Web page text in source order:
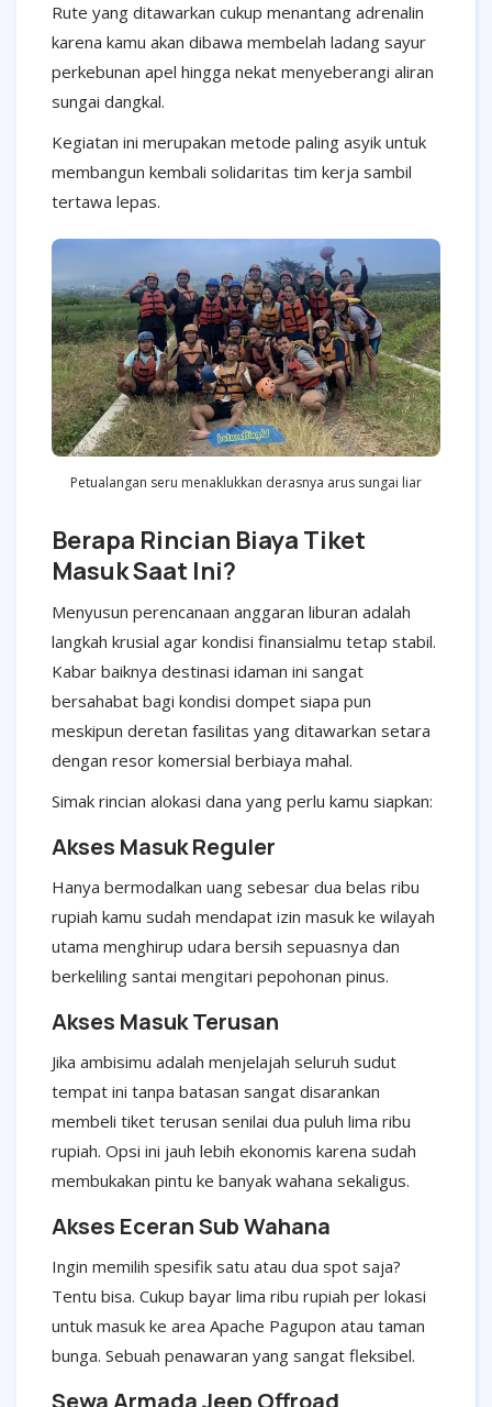
Rute yang ditawarkan cukup menantang adrenalin
karena kamu akan dibawa membelah ladang sayur
perkebunan apel hingga nekat menyeberangi aliran
sungai dangkal.
Kegiatan ini merupakan metode paling asyik untuk
membangun kembali solidaritas tim kerja sambil
tertawa lepas.
Petualangan seru menaklukkan derasnya arus sungai liar
Berapa Rincian Biaya Tiket
Masuk Saat Ini?
Menyusun perencanaan anggaran liburan adalah
langkah krusial agar kondisi finansialmu tetap stabil.
Kabar baiknya destinasi idaman ini sangat
bersahabat bagi kondisi dompet siapa pun
meskipun deretan fasilitas yang ditawarkan setara
dengan resor komersial berbiaya mahal.
Simak rincian alokasi dana yang perlu kamu siapkan:
Akses Masuk Reguler
Hanya bermodalkan uang sebesar dua belas ribu
rupiah kamu sudah mendapat izin masuk ke wilayah
utama menghirup udara bersih sepuasnya dan
berkeliling santai mengitari pepohonan pinus.
Akses Masuk Terusan
Jika ambisimu adalah menjelajah seluruh sudut
tempat ini tanpa batasan sangat disarankan
membeli tiket terusan senilai dua puluh lima ribu
rupiah. Opsi ini jauh lebih ekonomis karena sudah
membukakan pintu ke banyak wahana sekaligus.
Akses Eceran Sub Wahana
Ingin memilih spesifik satu atau dua spot saja?
Tentu bisa. Cukup bayar lima ribu rupiah per lokasi
untuk masuk ke area Apache Pagupon atau taman
bunga. Sebuah penawaran yang sangat fleksibel.
Sewa Armada Jeep Offroad